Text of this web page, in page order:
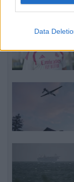
Data